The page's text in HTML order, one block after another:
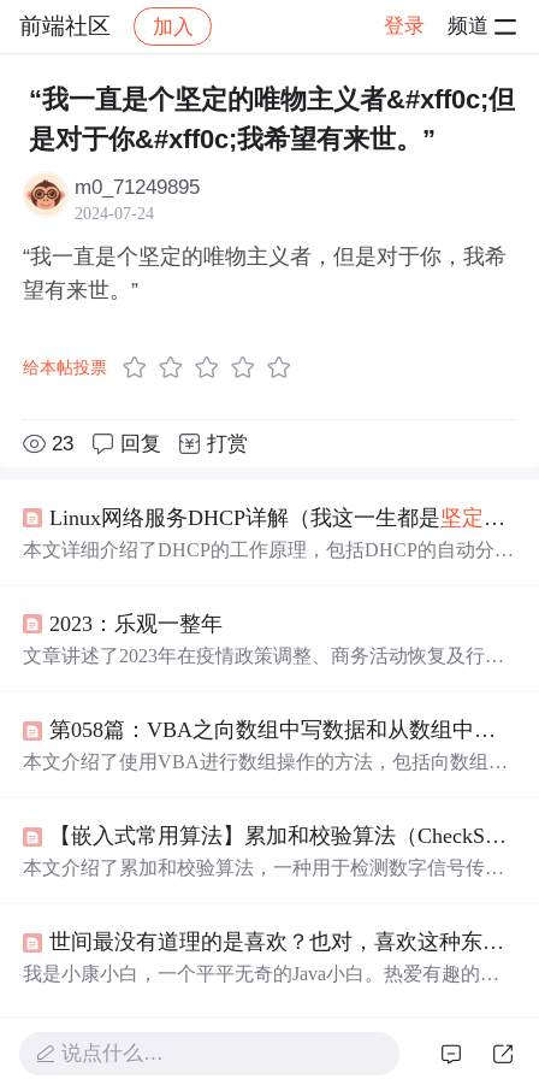
前端社区 加入 登录 频道
社区 前端社区 感慨 帖子详情
“我一直是个坚定的唯物主义者&#xff0c;但
是对于你&#xff0c;我希望有来世。”
m0_71249895
2024-07-24
“我一直是个坚定的唯物主义者，但是对于你，我希
望有来世。”
给本帖投票
23 回复 打赏
Linux网络服务DHCP详解（我这一生都是坚定 不移
本文详细介绍了DHCP的工作原理，包括DHCP的自动分
动获取IP和根据MAC地址固定IP地址的功能。此外，还探
讨了DHCP配置文件中的关键术语和配置示例。最后，通
2023：乐观一整年
文章讲述了2023年在疫情政策调整、商务活动恢复及行业
产品的研发进展，并以个人经历赋予这一年特殊的意义，
表达了坚定的乐观主义态度。
第058篇：VBA之向数组中写数据和从数组中取数据
本文介绍了使用VBA进行数组操作的方法，包括向数组写
作。
【嵌入式常用算法】累加和校验算法（CheckSum算法）
本文介绍了累加和校验算法，一种用于检测数字信号传输
过计算所有数据的累加和并取反得到校验值，接收方再对
收到的数据进行累加，如果加1后结果为0，则数据传输无
世间最没有道理的是喜欢？也对，喜欢这种东西讲道理做什么 （小康小白）
我是小康小白，一个平平无奇的Java小白。热爱有趣的文
N） 个人微信公众号：小康小白 纵使相思， 难相见。 情
说点什么…